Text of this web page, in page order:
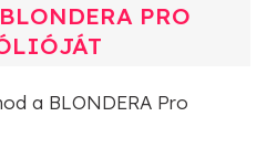
PRO
a BLONDERA Pro